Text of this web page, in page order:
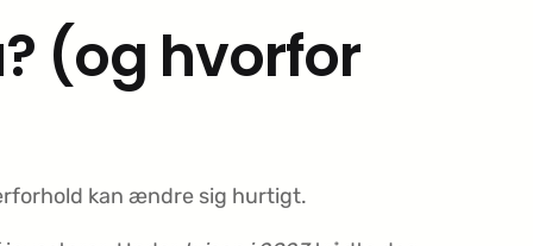
(og hvorfor
kan ændre sig hurtigt.